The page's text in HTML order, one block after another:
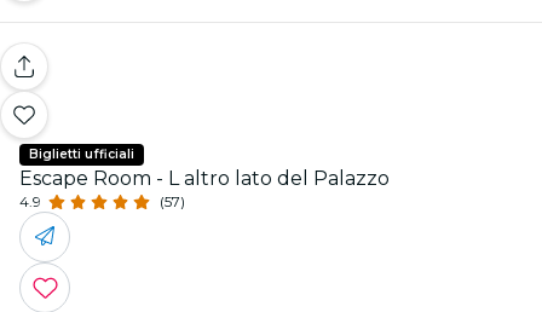
Biglietti ufficiali
Escape Room - L altro lato del Palazzo
4.9 (57)